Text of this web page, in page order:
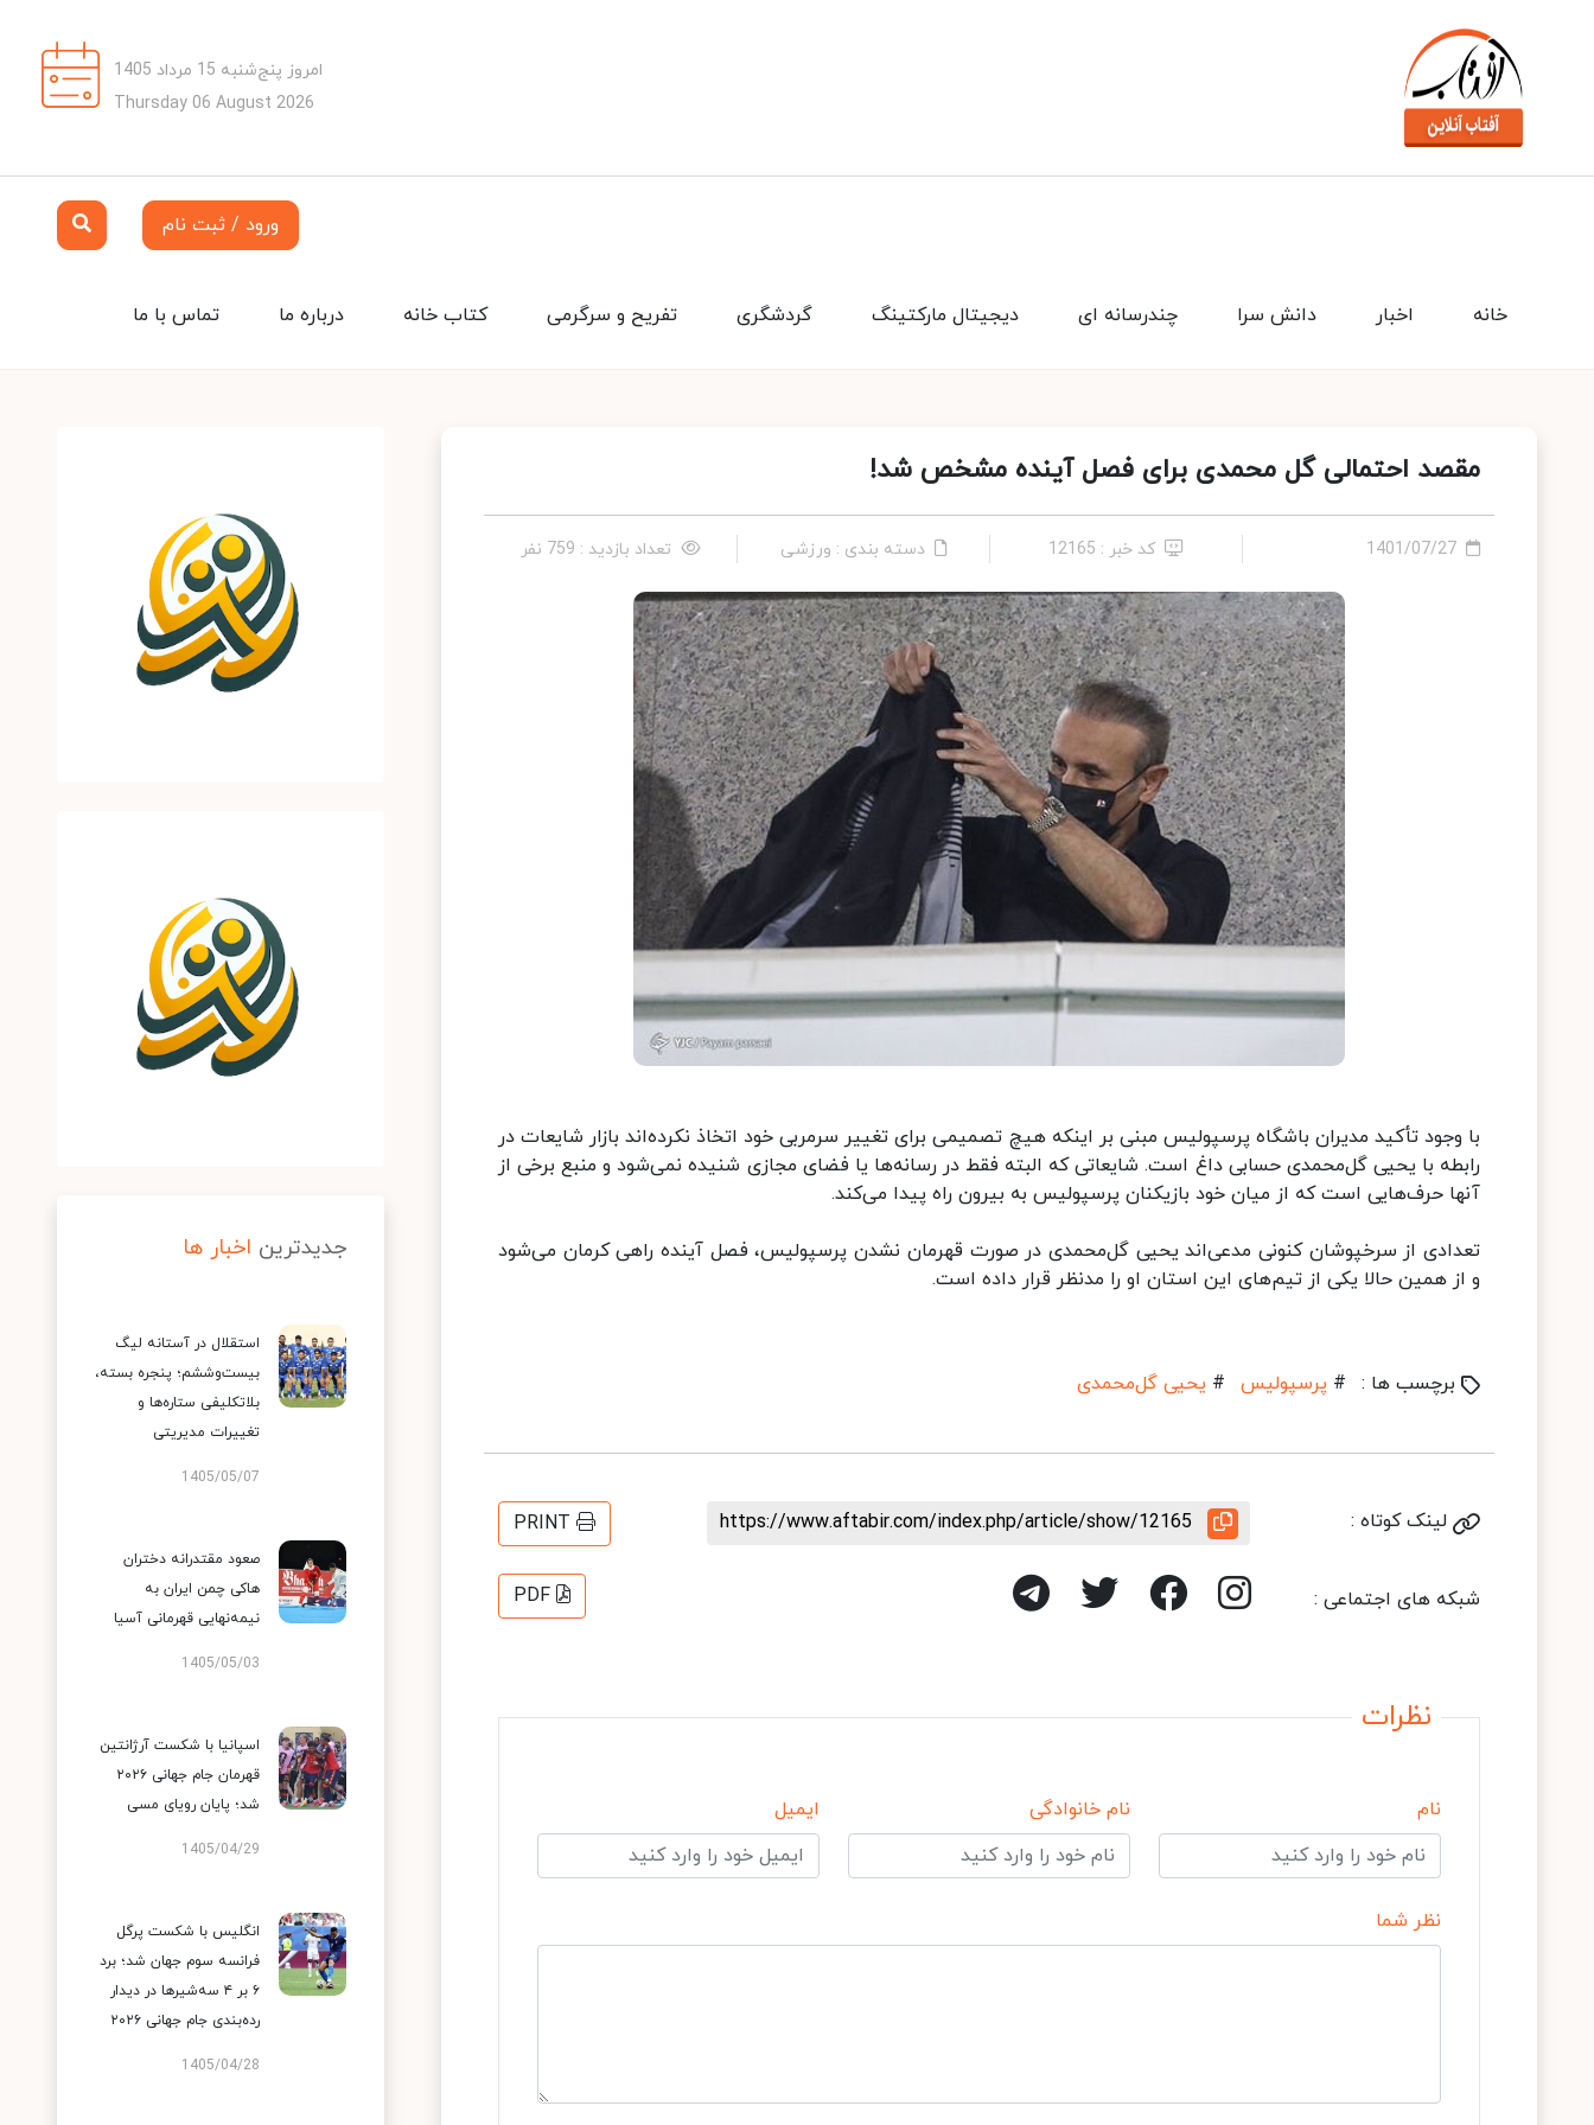
امروز پنج‌شنبه 15 مرداد 1405
Thursday 06 August 2026
ورود / ثبت نام
تماس با ما درباره ما کتاب خانه تفریح و سرگرمی گردشگری دیجیتال مارکتینگ چندرسانه ای دانش سرا اخبار خانه
مقصد احتمالی گل محمدی برای فصل آینده مشخص شد!
1401/07/27 کد خبر : 12165 دسته بندی : ورزشی تعداد بازدید : 759 نفر
با وجود تأکید مدیران باشگاه پرسپولیس مبنی بر اینکه هیچ تصمیمی برای تغییر سرمربی خود اتخاذ نکرده‌اند بازار شایعات در
رابطه با یحیی گل‌محمدی حسابی داغ است. شایعاتی که البته فقط در رسانه‌ها یا فضای مجازی شنیده نمی‌شود و منبع برخی از
آنها حرف‌هایی است که از میان خود بازیکنان پرسپولیس به بیرون راه پیدا می‌کند.
تعدادی از ‌سرخپوشان کنونی مدعی‌اند یحیی گل‌محمدی در صورت قهرمان نشدن پرسپولیس، فصل آینده راهی کرمان می‌شود
و از همین حالا یکی از تیم‌های این استان او را مدنظر قرار داده است.
برچسب ها : # پرسپولیس # یحیی گل‌محمدی
لینک کوتاه : https://www.aftabir.com/index.php/article/show/12165
PRINT
شبکه های اجتماعی : PDF
نظرات
نام نام خانوادگی ایمیل
نظر شما
جدیدترین اخبار ها
استقلال در آستانه لیگ
بیست‌وششم؛ پنجره بسته،
بلاتکلیفی ستاره‌ها و
تغییرات مدیریتی
1405/05/07
صعود مقتدرانه دختران
هاکی چمن ایران به
نیمه‌نهایی قهرمانی آسیا
1405/05/03
اسپانیا با شکست آرژانتین
قهرمان جام جهانی ۲۰۲۶
شد؛ پایان رویای مسی
1405/04/29
انگلیس با شکست پرگل
فرانسه سوم جهان شد؛ برد
۶ بر ۴ سه‌شیرها در دیدار
رده‌بندی جام جهانی ۲۰۲۶
1405/04/28